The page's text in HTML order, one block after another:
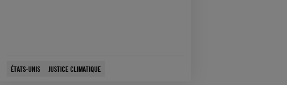
ÉTATS-UNIS JUSTICE CLIMATIQUE